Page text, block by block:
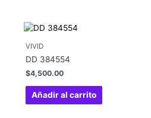
VIVID
DD 384554
$4,500.00
Añadir al carrito